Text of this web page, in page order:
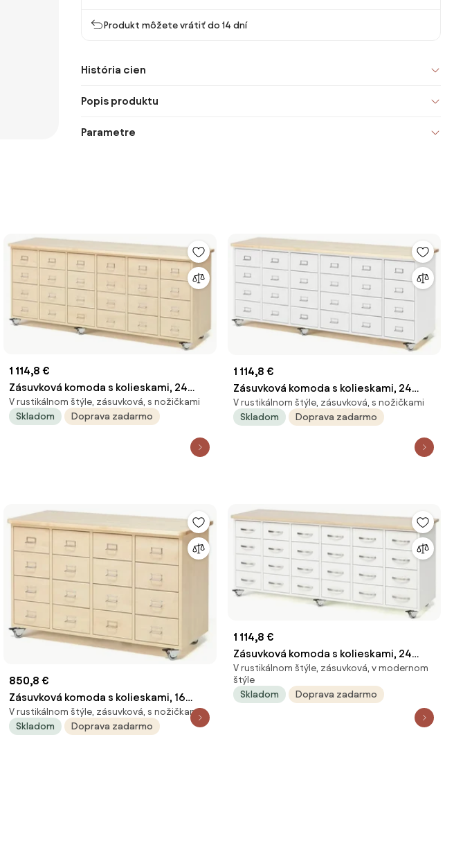
Produkt môžete vrátiť do 14 dní
História cien
Popis produktu
Parametre
1 114,8 €
Zásuvková komoda s kolieskami, 24
zásuviek, madlo s držiakom na štítky,
breza
V rustikálnom štýle, zásuvková, s nožičkami
Skladom
Doprava zadarmo
1 114,8 €
Zásuvková komoda s kolieskami, 24
zásuviek, madlo s držiakom na štítky,
biela
V rustikálnom štýle, zásuvková, s nožičkami
Skladom
Doprava zadarmo
850,8 €
Zásuvková komoda s kolieskami, 16
zásuviek, madlo s držiakom na štítky,
breza
V rustikálnom štýle, zásuvková, s nožičkami
Skladom
Doprava zadarmo
1 114,8 €
Zásuvková komoda s kolieskami, 24
zásuviek, s madlom, biela
V rustikálnom štýle, zásuvková, v modernom
štýle
Skladom
Doprava zadarmo